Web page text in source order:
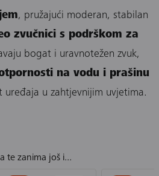
, pružajući moderan, stabilan
zvučnici s podrškom za
bogat i uravnotežen zvuk,
na vodu i prašinu
uređaja u zahtjevnijim uvjetima.
te zanima još i...